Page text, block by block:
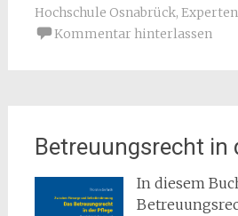
Hochschule Osnabrück,
Kommentar hinterlassen
Betreuungsrecht in
In diesem